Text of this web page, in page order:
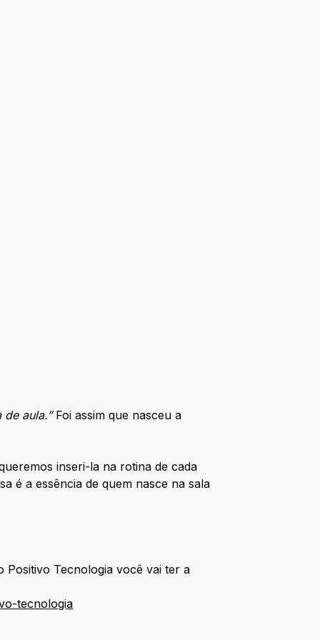
aula.”Foi assim que nasceu a
inseri-la na rotina de cada
é a essência de quem nasce na sala
Positivo Tecnologia você vai ter a
tecnologia